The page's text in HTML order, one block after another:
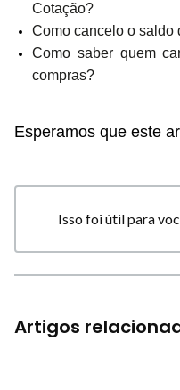
Cotação?
Como cancelo o saldo
Como saber quem
compras?
Esperamos que este
Isso foi útil para
Artigos